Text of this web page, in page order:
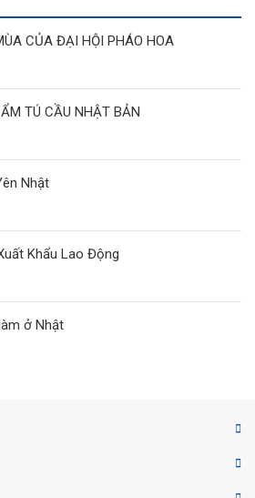
CỦA ĐẠI HỘI PHÁO HOA
TÚ CẦU NHẬT BẢN
Nhật
Khẩu Lao Động
ở Nhật